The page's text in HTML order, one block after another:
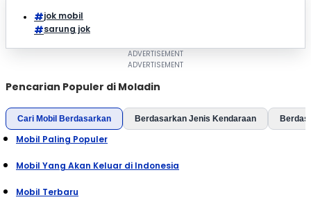
jok mobil
sarung jok
Pencarian Populer di Moladin
Cari Mobil Berdasarkan Berdasarkan Jenis Kendaraan
Mobil Paling Populer
Mobil Yang Akan Keluar di Indonesia
Mobil Terbaru